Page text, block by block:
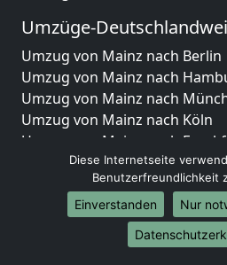
Umzüge-
Umzug von Mainz nach Berlin
Umzug von Mainz nach
Umzug von Mainz nach
Umzug von Mainz nach Köln
Umzug von Mainz nach
Umzug von Mainz nach
Umzug von Mainz nach
Umzug von Mainz nach
Umzug von Mainz nach
Umzug von Mainz nach Essen
Diese Internetseite
Benutzerfreundlichkeit
Einverstanden
Nur